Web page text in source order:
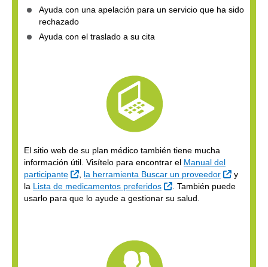
Ayuda con una apelación para un servicio que ha sido
rechazado
Ayuda con el traslado a su cita
El sitio web de su plan médico también tiene mucha
información útil. Visítelo para encontrar el Manual del
participante
Sitio Externo
la herramienta Buscar un proveedor Sitio
y
la Lista de medicamentos preferidos Sitio Externo
. También puede
usarlo para que lo ayude a gestionar su salud.